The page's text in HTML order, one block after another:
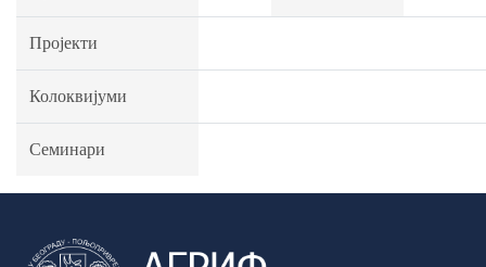
Пројекти
Колоквијуми
Семинари